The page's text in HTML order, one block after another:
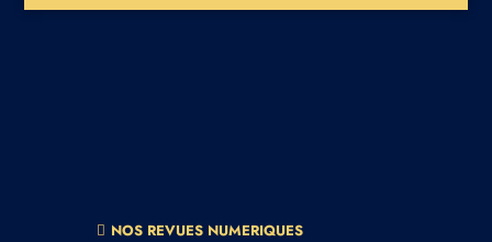
NOS REVUES NUMERIQUES